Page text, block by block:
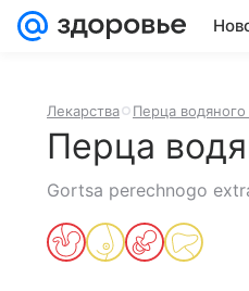
Лекарства Перца
Перца
Gortsa perechnogo